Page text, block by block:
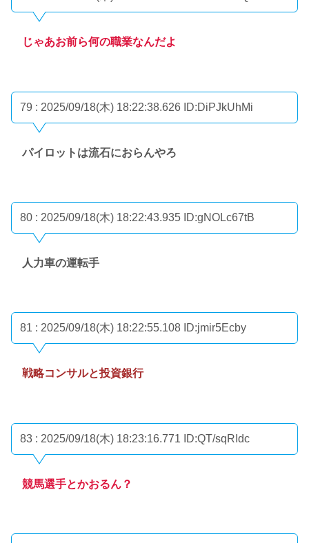
じゃあお前ら何の職業なんだよ
79 : 2025/09/18(木) 18:22:38.626 ID:DiPJkUhMi
パイロットは流石におらんやろ
80 : 2025/09/18(木) 18:22:43.935 ID:gNOLc67tB
人力車の運転手
81 : 2025/09/18(木) 18:22:55.108 ID:jmir5Ecby
戦略コンサルと投資銀行
83 : 2025/09/18(木) 18:23:16.771 ID:QT/sqRIdc
競馬選手とかおるん？